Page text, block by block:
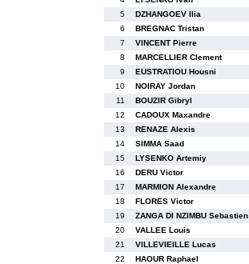
5
DZHANGOEV Ilia
6
BREGNAC Tristan
7
VINCENT Pierre
8
MARCELLIER Clement
9
EUSTRATIOU Housni
10
NOIRAY Jordan
11
BOUZIR Gibryl
12
CADOUX Maxandre
13
RENAZE Alexis
14
SIMMA Saad
15
LYSENKO Artemiy
16
DERU Victor
17
MARMION Alexandre
18
FLORES Victor
19
ZANGA DI NZIMBU Sebastien
20
VALLEE Louis
21
VILLEVIEILLE Lucas
22
HAOUR Raphael